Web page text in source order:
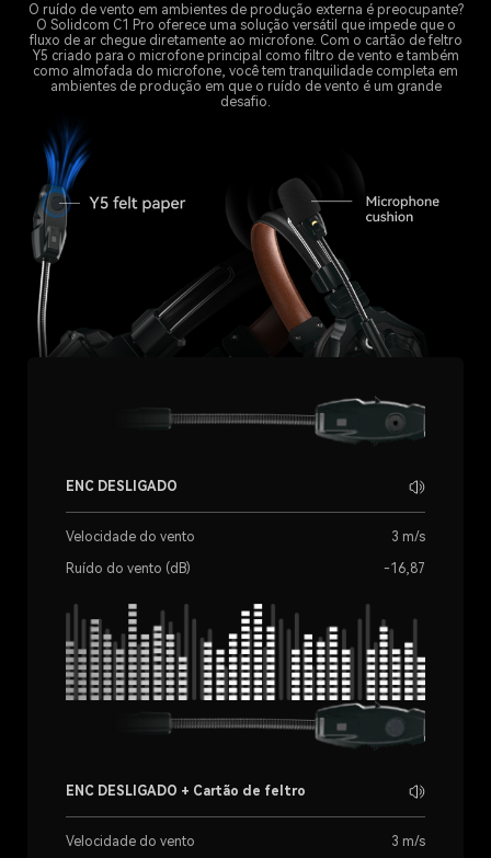
O ruído de vento em ambientes de produção externa é preocupante?
O Solidcom C1 Pro oferece uma solução versátil que impede que o
fluxo de ar chegue diretamente ao microfone. Com o cartão de feltro
Y5 criado para o microfone principal como filtro de vento e também
como almofada do microfone, você tem tranquilidade completa em
ambientes de produção em que o ruído de vento é um grande
desafio.
ENC DESLIGADO
Velocidade do vento 3 m/s
Ruído do vento (dB) -16,87
ENC DESLIGADO + Cartão de feltro
Velocidade do vento 3 m/s